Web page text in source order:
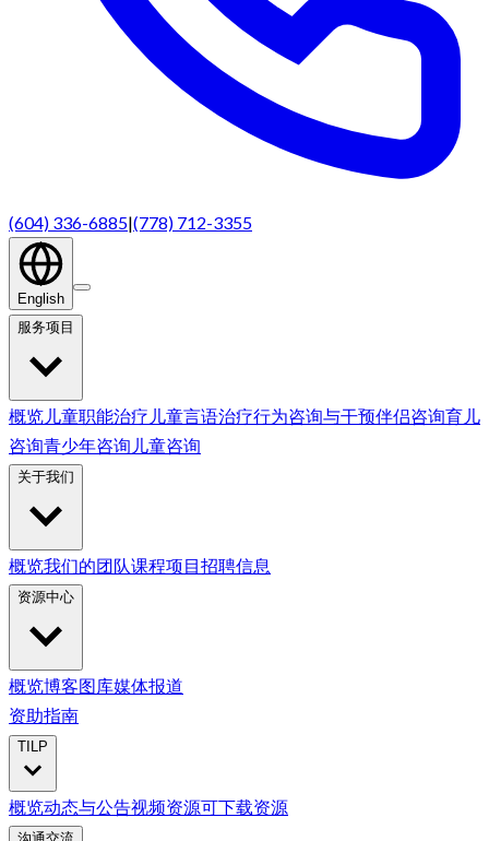
(604) 336-6885|(778) 712-3355
English
服务项目
概览 儿童职能治疗 儿童言语治疗行为咨询与干预伴侣咨询育儿
咨询青少年咨询 儿童咨询
关于我们
概览我们的团队课程项目招聘信息
资源中心
概览博客图库媒体报道
资助指南
TILP
概览动态与公告视频资源可下载资源